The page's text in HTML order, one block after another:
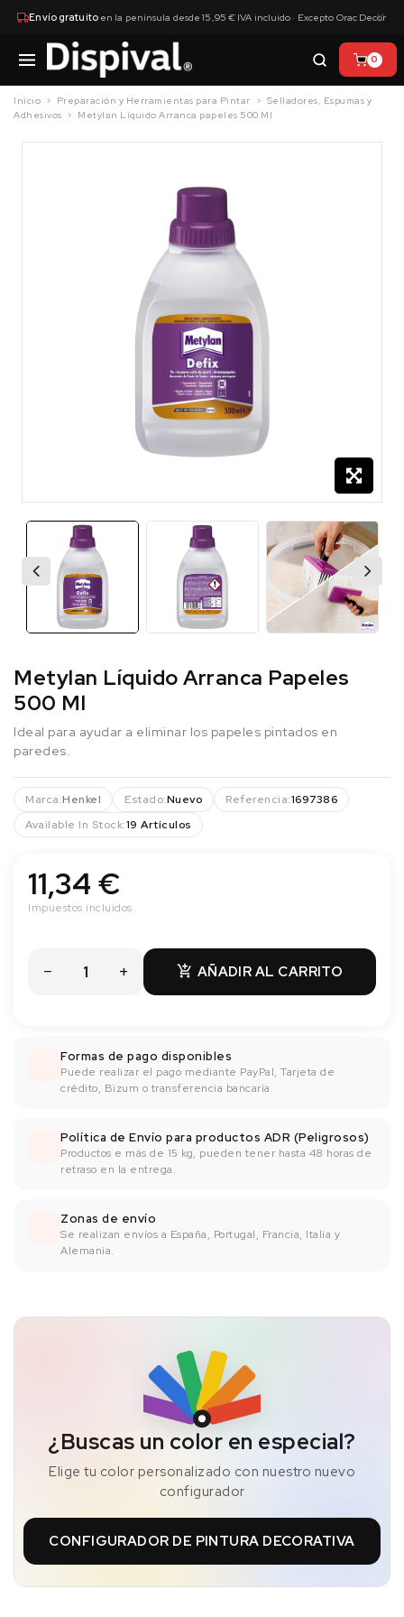
Envío gratuitoen la península desde 15,95 € IVA incluido · Excepto Orac Decor
×
0
Inicio Preparación y Herramientas para Pintar
Selladores, Espumas y
Adhesivos
Metylan Líquido Arranca papeles 500 Ml
Metylan Líquido Arranca Papeles
500 Ml
Ideal para ayudar a eliminar los papeles pintados en
paredes.
Marca:Henkel Estado:Nuevo Referencia:1697386
Available In Stock:19 Artículos
11,34 €
Impuestos incluidos
 AÑADIR AL CARRITO
Formas de pago disponibles
Puede realizar el pago mediante PayPal, Tarjeta de
crédito, Bizum o transferencia bancaría.
Política de Envío para productos ADR (Peligrosos)
Productos e más de 15 kg, pueden tener hasta 48 horas de
retraso en la entrega.
Zonas de envío
Se realizan envíos a España, Portugal, Francia, Italia y
Alemania.
¿Buscas un color en especial?
Elige tu color personalizado con nuestro nuevo
configurador
CONFIGURADOR DE PINTURA DECORATIVA